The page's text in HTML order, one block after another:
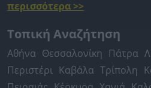
περισσότερα >>
Τοπική Αναζήτηση
Αθήνα Θεσσαλονίκη Πάτρα
Περιστέρι Καβάλα Τρίπολη